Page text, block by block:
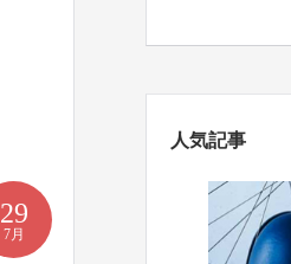
29
7月
人気記事